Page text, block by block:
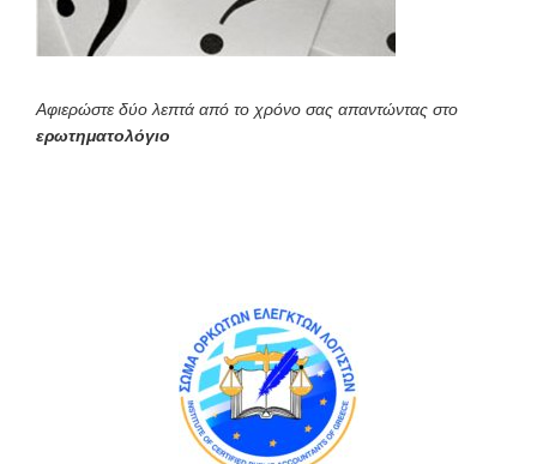
Αφιερώστε δύο λεπτά από το χρόνο σας απαντώντας στο
ερωτηματολόγιο